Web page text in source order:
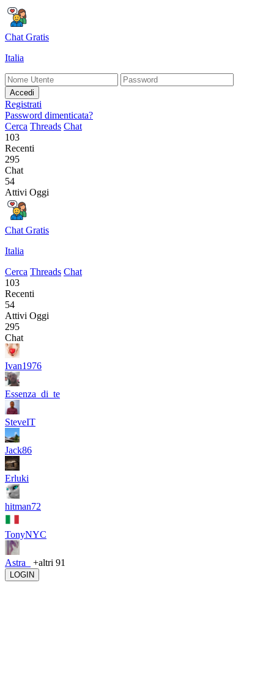
Chat Gratis
Italia
Accedi
Registrati
Password dimenticata?
Cerca Threads Chat
103
Recenti
295
Chat
54
Attivi Oggi
Chat Gratis
Italia
Cerca Threads Chat
103
Recenti
54
Attivi Oggi
295
Chat
Ivan1976
Essenza_di_te
SteveIT
Jack86
Erluki
hitman72
TonyNYC
Astra_ +altri 91
LOGIN